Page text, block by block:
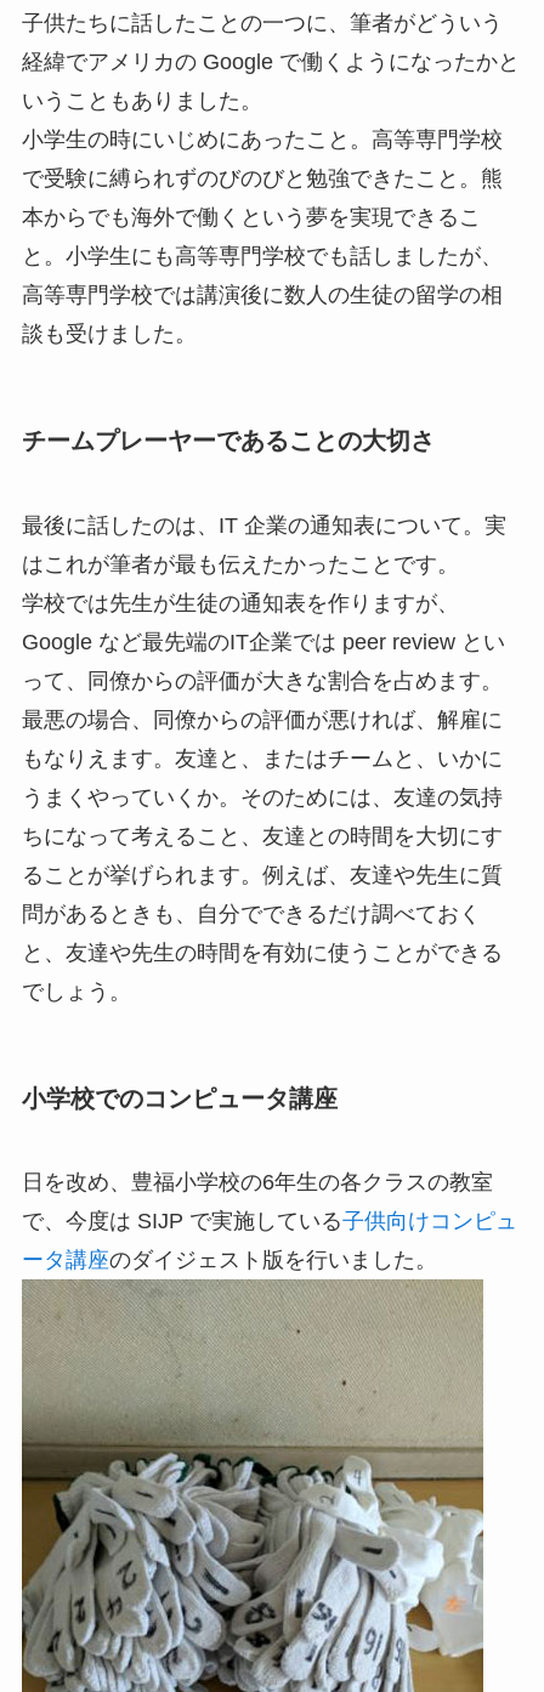
子供たちに話したことの一つに、筆者がどういう
経緯でアメリカの Google で働くようになったかと
いうこともありました。
小学生の時にいじめにあったこと。高等専門学校
で受験に縛られずのびのびと勉強できたこと。熊
本からでも海外で働くという夢を実現できるこ
と。小学生にも高等専門学校でも話しましたが、
高等専門学校では講演後に数人の生徒の留学の相
談も受けました。
チームプレーヤーであることの大切さ
最後に話したのは、IT 企業の通知表について。実
はこれが筆者が最も伝えたかったことです。
学校では先生が生徒の通知表を作りますが、
Google など最先端のIT企業では peer review とい
って、同僚からの評価が大きな割合を占めます。
最悪の場合、同僚からの評価が悪ければ、解雇に
もなりえます。友達と、またはチームと、いかに
うまくやっていくか。そのためには、友達の気持
ちになって考えること、友達との時間を大切にす
ることが挙げられます。例えば、友達や先生に質
問があるときも、自分でできるだけ調べておく
と、友達や先生の時間を有効に使うことができる
でしょう。
小学校でのコンピュータ講座
日を改め、豊福小学校の6年生の各クラスの教室
で、今度は SIJP で実施している子供向けコンピュ
ータ講座のダイジェスト版を行いました。